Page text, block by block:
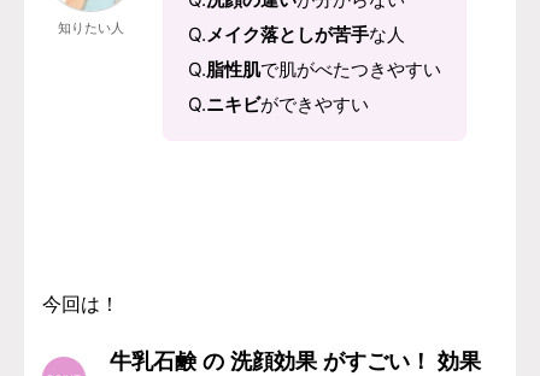
知りたい人
Q.メイク落としが苦手な人
Q.脂性肌で肌がべたつきやすい
Q.ニキビができやすい
今回は！
牛乳石鹸 の 洗顔効果 がすごい！ 効果